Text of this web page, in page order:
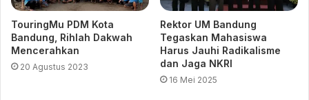
Bandung
dunia akademik kuliah
pendidikan
TouringMu PDM Kota
Bandung, Rihlah Dakwah
Mencerahkan
20 Agustus 2023
Rektor UM Bandung
Tegaskan Mahasiswa
Harus Jauhi Radikalisme
dan Jaga NKRI
16 Mei 2025